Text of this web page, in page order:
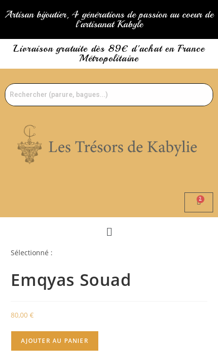
Artisan bijoutier, 4 générations de passion au coeur de
l'artisanat Kabyle
Livraison gratuite dès 89€ d'achat en France
Métropolitaine
Sélectionné :
Emqyas Souad
80,00€
AJOUTER AU PANIER